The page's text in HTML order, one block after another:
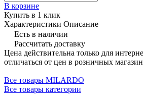
В корзине
Купить в 1 клик
Характеристики Описание
Есть в наличии
Рассчитать доставку
Цена действительна только для
отличаться от цен в розничных
Все товары MILARDO
Все товары категории